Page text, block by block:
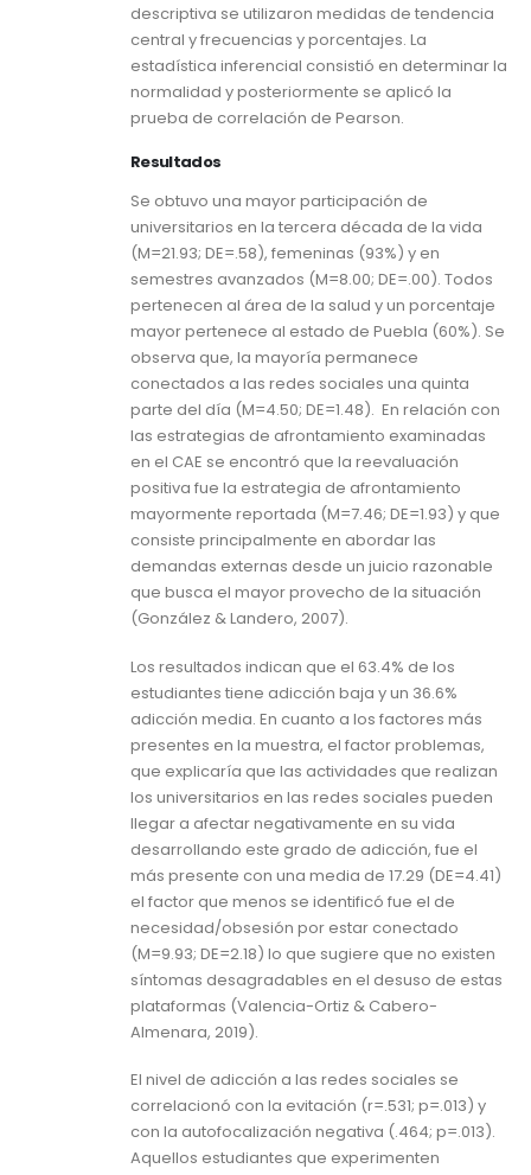
descriptiva se utilizaron medidas de tendencia
central y frecuencias y porcentajes. La
estadística inferencial consistió en determinar la
normalidad y posteriormente se aplicó la
prueba de correlación de Pearson.
Resultados
Se obtuvo una mayor participación de
universitarios en la tercera década de la vida
(M=21.93; DE=.58), femeninas (93%) y en
semestres avanzados (M=8.00; DE=.00). Todos
pertenecen al área de la salud y un porcentaje
mayor pertenece al estado de Puebla (60%). Se
observa que, la mayoría permanece
conectados a las redes sociales una quinta
parte del día (M=4.50; DE=1.48). En relación con
las estrategias de afrontamiento examinadas
en el CAE se encontró que la reevaluación
positiva fue la estrategia de afrontamiento
mayormente reportada (M=7.46; DE=1.93) y que
consiste principalmente en abordar las
demandas externas desde un juicio razonable
que busca el mayor provecho de la situación
(González & Landero, 2007).
Los resultados indican que el 63.4% de los
estudiantes tiene adicción baja y un 36.6%
adicción media. En cuanto a los factores más
presentes en la muestra, el factor problemas,
que explicaría que las actividades que realizan
los universitarios en las redes sociales pueden
llegar a afectar negativamente en su vida
desarrollando este grado de adicción, fue el
más presente con una media de 17.29 (DE=4.41)
el factor que menos se identificó fue el de
necesidad/obsesión por estar conectado
(M=9.93; DE=2.18) lo que sugiere que no existen
síntomas desagradables en el desuso de estas
plataformas (Valencia-Ortiz & Cabero-
Almenara, 2019).
El nivel de adicción a las redes sociales se
correlacionó con la evitación (r=.531; p=.013) y
con la autofocalización negativa (.464; p=.013).
Aquellos estudiantes que experimenten